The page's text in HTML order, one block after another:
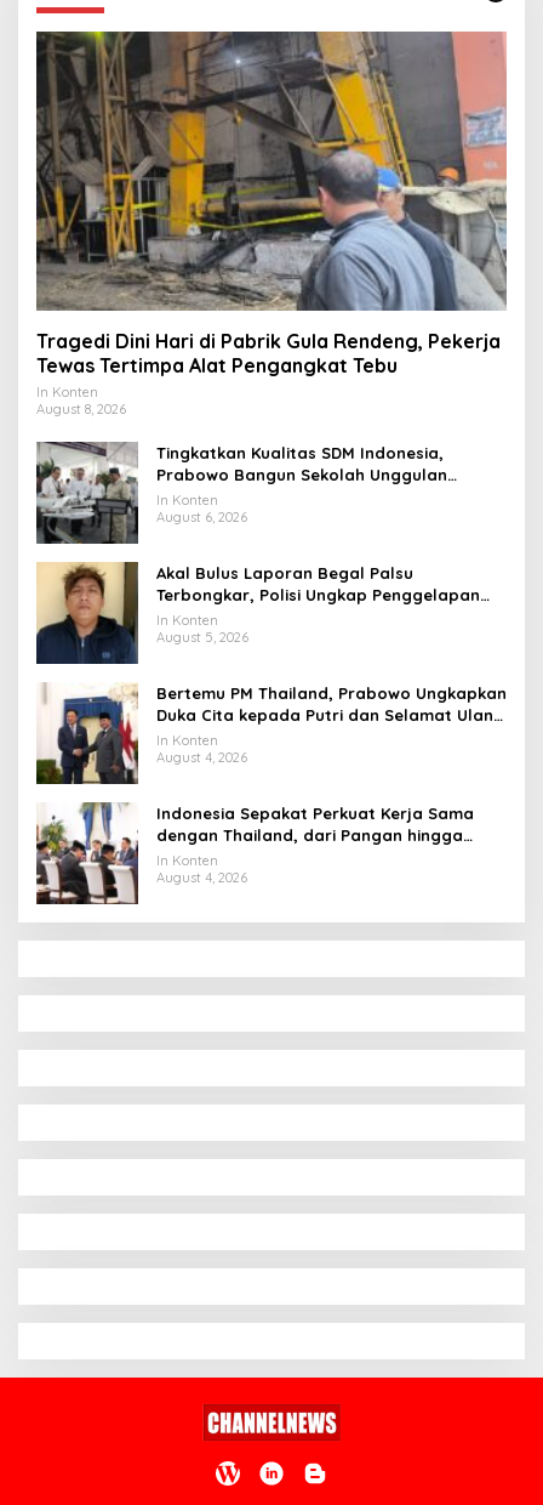
Tragedi Dini Hari di Pabrik Gula Rendeng, Pekerja
Tewas Tertimpa Alat Pengangkat Tebu
In Konten
August 8, 2026
Tingkatkan Kualitas SDM Indonesia,
Prabowo Bangun Sekolah Unggulan
hingga Undang Universitas Terbaik Dunia
In Konten
August 6, 2026
Akal Bulus Laporan Begal Palsu
Terbongkar, Polisi Ungkap Penggelapan
Uang Perusahaan untuk Crypto
In Konten
August 5, 2026
Bertemu PM Thailand, Prabowo Ungkapkan
Duka Cita kepada Putri dan Selamat Ulang
Tahun ke Raja Thailand
In Konten
August 4, 2026
Indonesia Sepakat Perkuat Kerja Sama
dengan Thailand, dari Pangan hingga
Ekonomi Digital
In Konten
August 4, 2026